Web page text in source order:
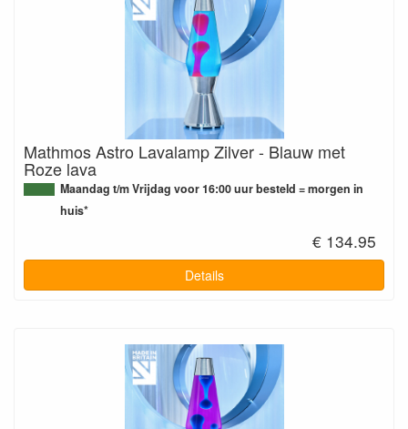
Mathmos Astro Lavalamp Zilver - Blauw met
Roze lava
Maandag t/m Vrijdag voor 16:00 uur besteld = morgen in
huis*
€ 134.95
Details